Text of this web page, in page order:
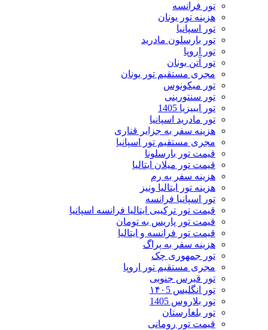
تور فرانسه
هزینه تور یونان
تور اسپانیا
تور بارسلون مادرید
تور اروپا
تور آتن یونان
مجری مستقیم تور یونان
تور میکونوس
تور سنتورینی
تور ایبیزیا 1405
تور مادرید اسپانیا
هزینه سفر به جزایر قناری
مجری مستقیم تور اسپانیا
قیمت تور بارسلونا
قیمت تور میلان ایتالیا
هزینه سفر به رم
هزینه تور ایتالیا ونیز
تور اسپانیا فرانسه
قیمت تور ترکیبی ایتالیا فرانسه اسپانیا
قیمت تور پاریس به تومان
قیمت تور فرانسه و ایتالیا
هزینه سفر به پراگ
تور جمهوری چک
مجری مستقیم تور اروپا
تور قبرس جنوبی
تور انگلیس ۱۴۰5
تور بلاروس 1405
تور بلغارستان
قیمت تور رومانی